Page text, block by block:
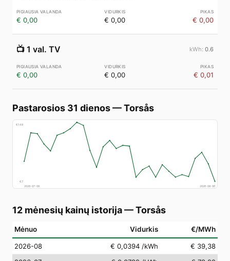
€ 0,00 € 0,00 € 0,00
📺 1 val. TV 0.6
€ 0,00 € 0,00 € 0,01
Pastarosios 31 dienos—Torsås
€148
€7
2026-07-08
2026-08-06
12 mėnesių kainų istorija—Torsås
Mėnuo Vidurkis €/MWh
2026-08 € 0,0394 /kWh
€ 39,38